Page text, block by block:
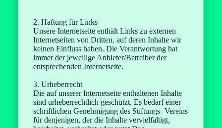
2. Haftung für Links
Unsere Internetseite enthält Links zu externen
Internetseiten von Dritten, auf deren Inhalte wir
keinen Einfluss haben. Die Verantwortung hat
immer der jeweilige Anbieter/Betreiber der
entsprechenden Internetseite.
3. Urheberrecht
Die auf unserer Internetseite enthaltenen Inhalte
sind urheberrechtlich geschützt. Es bedarf einer
schriftlichen Genehmigung des Stiftungs- Vereins
für denjenigen, der die Inhalte vervielfältigt,